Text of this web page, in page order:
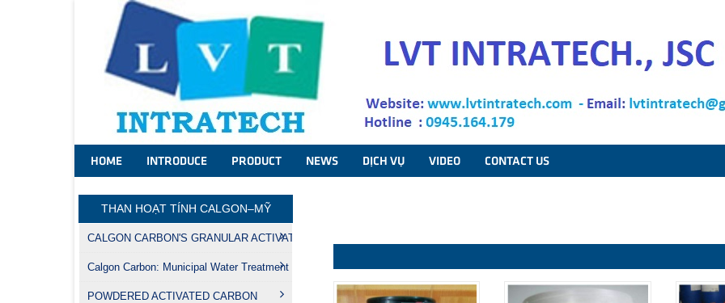
HOME INTRODUCE PRODUCT NEWS DỊCH VỤ VIDEO CONTACT US
THAN HOẠT TÍNH CALGON–MỸ
CALGON CARBON'S GRANULAR ACTIVATED CARBON
Calgon Carbon: Municipal Water Treatment
POWDERED ACTIVATED CARBON